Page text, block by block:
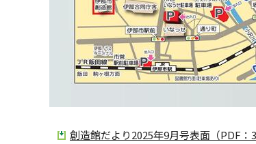
創造館だより2025年9月号表面（PDF：